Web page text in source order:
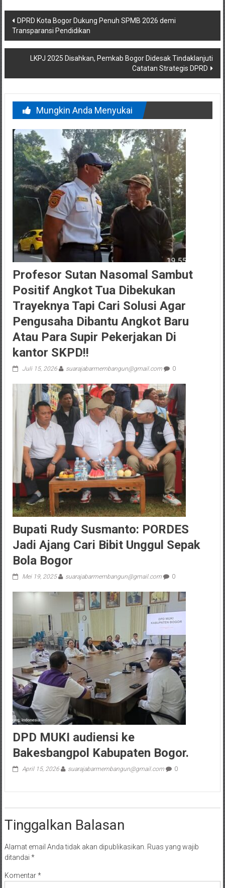
Navigasi
pos
DPRD Kota Bogor Dukung Penuh SPMB 2026 demi
Transparansi Pendidikan
LKPJ 2025 Disahkan, Pemkab Bogor Didesak Tindaklanjuti
Catatan Strategis DPRD
Mungkin Anda Menyukai
Profesor Sutan Nasomal Sambut
Positif Angkot Tua Dibekukan
Trayeknya Tapi Cari Solusi Agar
Pengusaha Dibantu Angkot Baru
Atau Para Supir Pekerjakan Di
kantor SKPD!!
Juli 15, 2026 suarajabarmembangun@gmail.com
Bupati Rudy Susmanto: PORDES
Jadi Ajang Cari Bibit Unggul Sepak
Bola Bogor
Mei 19, 2025 suarajabarmembangun@gmail.com
DPD MUKI audiensi ke
Bakesbangpol Kabupaten Bogor.
April 15, 2026 suarajabarmembangun@gmail.com 0
ditandai*